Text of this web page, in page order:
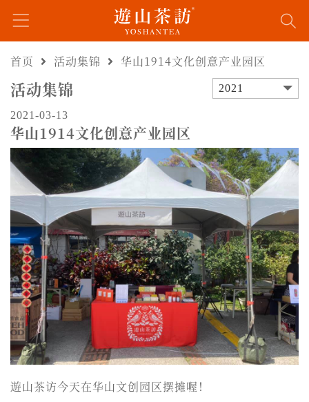
首页 活动集锦 华山1914文化创意产业园区
活动集锦 2021
2021-03-13
华山1914文化创意产业园区
遊山茶访今天在华山文创园区摆摊喔！